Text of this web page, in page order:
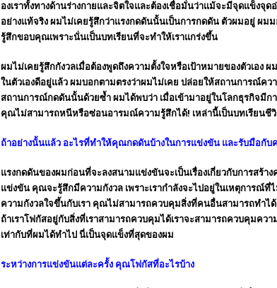
องเราทั้งทางด้านร่างกายและจิตใจและต้องเชื่อมั่นว่าแม้จะมีจุดแข็งจุ
อย่างแท้จริง ผมไม่เคยรู้สึกว่าแรงกดดันนั้นเป็นการกดดัน ตัวผมอยู่ ผม
รู้สึกขอบคุณเพราะนั่นเป็นบทเรียนที่จะทำให้เราแกร่งขึ้น
ผมไม่เคยรู้สึกกังวลเมื่อต้องพูดถึงความตั้งใจหรือเป้าหมายของตัวเอง
ในตัวเองดีอยู่แล้ว ผมบอกตามตรงว่าผมไม่เคย ปล่อยให้สถานการณ์
สถานการณ์กดดันนั้นด้วยซ้ำ ผมได้พบว่า เมื่อเข้ามาอยู่ในโลกธุรกิจมีก
คุณไม่สามารถหนีหรือซ่อนอารมณ์ความรู้สึกได้! เหล่านี้เป็นบทเรียนชี
ถ้าอย่างนั้นแล้ว อะไรที่ทำให้คุณกดดันบ้างในการแข่งขัน และรับมือกับ
แรงกดดันของผมก่อนที่จะลงสนามแข่งขันจะเป็นเรื่องเกี่ยวกับการสร้
แข่งขัน คุณจะรู้สึกมีความกังวล เพราะเรากำลังจะไปอยู่ในเหตุการณ์
ความกังวลใจขึ้นกับเรา คุณไม่สามารถควบคุมสิ่งที่คนอื่นสามารถทำไ
ถ้าเราโฟกัสอยู่กับสิ่งที่เราสามารถควบคุมได้เราจะสามารถควบคุมค
เท่ากับที่ผมได้ทำไป นี่เป็นจุดแข็งที่สุดของผม
ระหว่างการแข่งขันแต่ละครั้ง คุณโฟกัสที่อะไรบ้าง